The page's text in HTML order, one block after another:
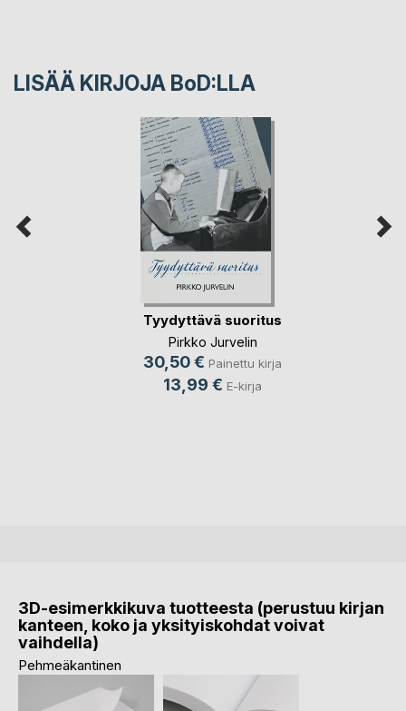
LISÄÄ KIRJOJA BoD:LLA
Tyydyttävä suoritus
Pirkko Jurvelin
30,50 € Painettu kirja
13,99 € E-kirja
3D-esimerkkikuva tuotteesta (perustuu kirjan
kanteen, koko ja yksityiskohdat voivat
vaihdella)
Pehmeäkantinen